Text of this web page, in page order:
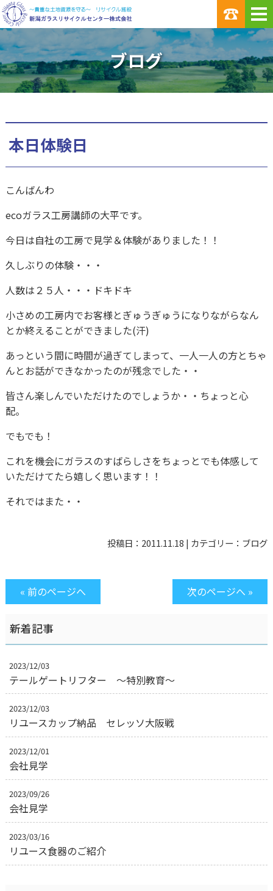
ブログ
本日体験日
こんばんわ
ecoガラス工房講師の大平です。
今日は自社の工房で見学＆体験がありました！！
久しぶりの体験・・・
人数は２５人・・・ドキドキ
小さめの工房内でお客様とぎゅうぎゅうになりながらなん
とか終えることができました(汗)
あっという間に時間が過ぎてしまって、一人一人の方とちゃ
んとお話ができなかったのが残念でした・・
皆さん楽しんでいただけたのでしょうか・・ちょっと心
配。
でもでも！
これを機会にガラスのすばらしさをちょっとでも体感して
いただけてたら嬉しく思います！！
それではまた・・
投稿日： 2011.11.18 | カテゴリー： ブログ
« 前のページへ 次のページへ »
新着記事
2023/12/03
テールゲートリフター 〜特別教育〜
2023/12/03
リユースカップ納品 セレッソ大阪戦
2023/12/01
会社見学
2023/09/26
会社見学
2023/03/16
リユース食器のご紹介